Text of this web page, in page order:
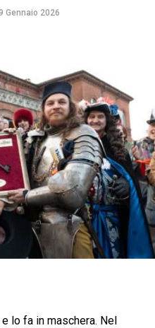
Gennaio 2026
lo fa in maschera. Nel